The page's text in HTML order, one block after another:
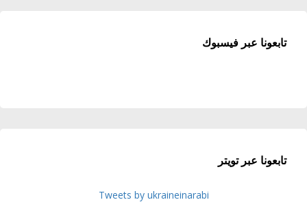
تابعونا عبر فيسبوك
تابعونا عبر تويتر
Tweets by ukraineinarabi